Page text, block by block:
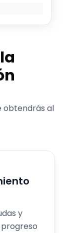
obtendrás al
y